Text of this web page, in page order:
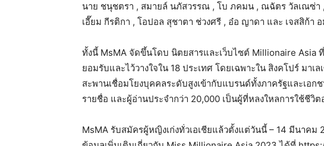
นาย ชนุชตรา , สมายล์ นภัสวรรณ , โบ ภคมน , ณฉัตร วัลเณซ่า
เอี๊ยม กีรติกา , โอปอล สุชาตา ช่วงศรี , อ๋อ ญาดา และ เจสสิก้า
ทั้งนี้ MsMA จัดขึ้นโดบ นิตยสารและเว็บไซต์ Millionaire Asia
ยอมรับและไว้วางใจใน 18 ประเทศ โดยเฉพาะใน สิงคโปร์ มาเล
สะพานเชื่อมโยงบุคคลระดับสูงเข้ากับแบรนด์ทั้งภาครัฐและเอก
รายชื่อ และผู้อ่านประจำกว่า 20,000 เป็นผู้ที่หลงใหลการใช้ชีวิต
MsMA รับสมัครผู้หญิงเก่งทั่วเอเชียแล้วตั้งแต่วันนี้ – 14 มีนาคม